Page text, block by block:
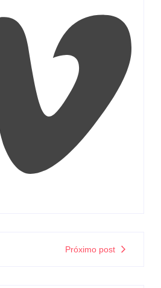
Próximo post